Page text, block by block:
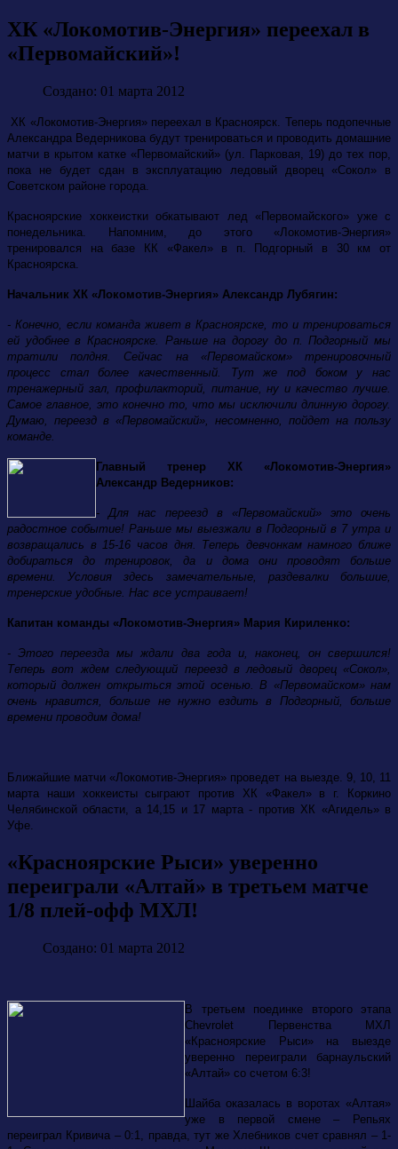
ХК «Локомотив-Энергия» переехал в
«Первомайский»!
Создано: 01 марта 2012
ХК «Локомотив-Энергия» переехал в Красноярск. Теперь подопечные
Александра Ведерникова будут тренироваться и проводить домашние
матчи в крытом катке «Первомайский» (ул. Парковая, 19) до тех пор,
пока не будет сдан в эксплуатацию ледовый дворец «Сокол» в
Советском районе города.
Красноярские хоккеистки обкатывают лед «Первомайского» уже с
понедельника. Напомним, до этого «Локомотив-Энергия»
тренировался на базе КК «Факел» в п. Подгорный в 30 км от
Красноярска.
Начальник ХК «Локомотив-Энергия» Александр Лубягин:
- Конечно, если команда живет в Красноярске, то и тренироваться
ей удобнее в Красноярске. Раньше на дорогу до п. Подгорный мы
тратили полдня. Сейчас на «Первомайском» тренировочный
процесс стал более качественный. Тут же под боком у нас
тренажерный зал, профилакторий, питание, ну и качество лучше.
Самое главное, это конечно то, что мы исключили длинную дорогу.
Думаю, переезд в «Первомайский», несомненно, пойдет на пользу
команде.
Главный тренер ХК «Локомотив-Энергия»
Александр Ведерников:
- Для нас переезд в «Первомайский» это очень
радостное событие! Раньше мы выезжали в Подгорный в 7 утра и
возвращались в 15-16 часов дня. Теперь девчонкам намного ближе
добираться до тренировок, да и дома они проводят больше
времени. Условия здесь замечательные, раздевалки большие,
тренерские удобные. Нас все устраивает!
Капитан команды «Локомотив-Энергия» Мария Кириленко:
- Этого переезда мы ждали два года и, наконец, он свершился!
Теперь вот ждем следующий переезд в ледовый дворец «Сокол»,
который должен открыться этой осенью. В «Первомайском» нам
очень нравится, больше не нужно ездить в Подгорный, больше
времени проводим дома!
Ближайшие матчи «Локомотив-Энергия» проведет на выезде. 9, 10, 11
марта наши хоккеисты сыграют против ХК «Факел» в г. Коркино
Челябинской области, а 14,15 и 17 марта - против ХК «Агидель» в
Уфе.
«Красноярские Рыси» уверенно
переиграли «Алтай» в третьем матче
1/8 плей-офф МХЛ!
Создано: 01 марта 2012
В третьем поединке второго этапа
Chevrolet
Первенства МХЛ
«Красноярские Рыси» на выезде
уверенно переиграли барнаульский
«Алтай» со счетом 6:3!
Шайба оказалась в воротах «Алтая»
уже в первой смене – Репьях
переиграл Кривича – 0:1, правда, тут же Хлебников счет сравнял – 1-